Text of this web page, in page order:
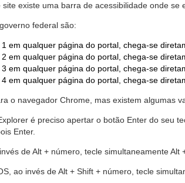
existe uma barra de acessibilidade onde
federal são:
1 em qualquer página do portal, chega-se
2 em qualquer página do portal, chega-se
3 em qualquer página do portal, chega-se
4 em qualquer página do portal, chega-se
o navegador Chrome, mas existem algumas
é preciso apertar o botão Enter do seu
Enter.
de Alt + número, tecle simultaneamente Alt
ao invés de Alt + Shift + número, tecle